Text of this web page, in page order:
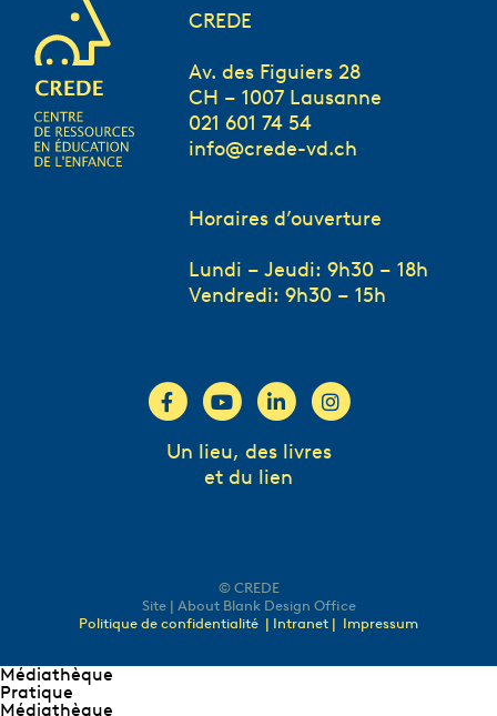
CREDE
Av. des Figuiers 28
CH – 1007 Lausanne
021 601 74 54
info@crede-vd.ch
Horaires d’ouverture
Lundi – Jeudi: 9h30 – 18h
Vendredi: 9h30 – 15h
Un lieu, des livres
et du lien
© CREDE
Site | About Blank Design Office
Politique de confidentialité | Intranet | Impressum
Médiathèque
Pratique
Médiathèque